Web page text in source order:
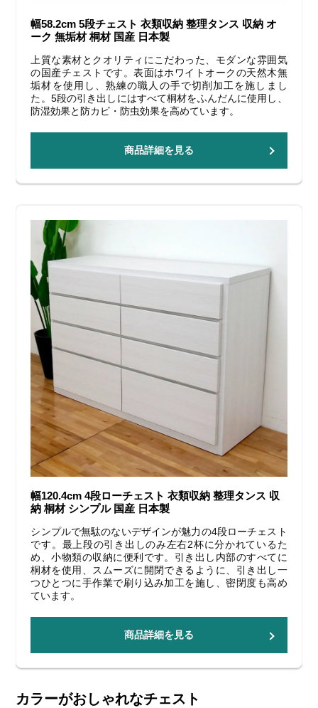
幅58.2cm 5段チェスト 衣類収納 整理タンス 収納 オ
ーク 無垢材 桐材 国産 日本製
上質な素材とクオリティにこだわった、モダンな雰囲気
の国産チェストです。表面はホワイトオークの天然木無
垢材を使用し、熟練の職人の手で切削加工を施しまし
た。5段の引き出しにはすべて桐材をふんだんに使用し、
防湿効果と防カビ・防虫効果を高めています。
商品詳細を見る
幅120.4cm 4段ローチェスト 衣類収納 整理タンス 収
納 桐材 シンプル 国産 日本製
シンプルで無駄のないデザインが魅力の4段ローチェスト
です。最上段の引き出しのみ左右2杯に分かれているた
め、小物類の収納に便利です。引き出し内部のすべてに
桐材を使用、スムーズに開閉できるように、引き出し一
つひとつに手作業で刷り込み加工を施し、密閉度も高め
ています。
商品詳細を見る
カラーがおしゃれなチェスト